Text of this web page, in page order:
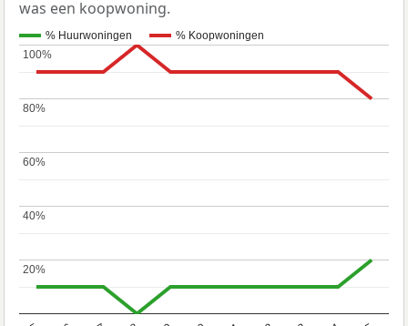
was een koopwoning.
% Huurwoningen % Koopwoningen
20%
20%
40%
40%
60%
60%
80%
80%
100%
100%